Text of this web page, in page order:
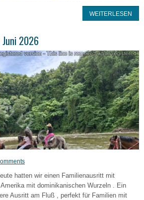
WEITERLESEN
2026
hatten wir einen Familienausritt mit
mit dominikanischen Wurzeln . Ein
Ausritt am Fluß , perfekt für Familien mit